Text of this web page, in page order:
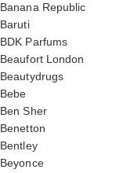
Banana Republic
Baruti
BDK Parfums
Beaufort London
Beautydrugs
Bebe
Ben Sher
Benetton
Bentley
Beyonce